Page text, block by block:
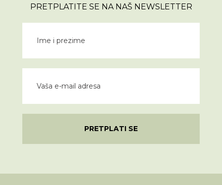
PRETPLATITE SE NA NAŠ NEWSLETTER
PRETPLATI SE